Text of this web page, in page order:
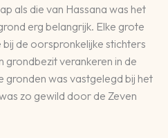
als die van Hassana was het
erg belangrijk. Elke grote
de oorspronkelijke stichters
grondbezit verankeren in de
gronden was vastgelegd bij het
zo gewild door de Zeven